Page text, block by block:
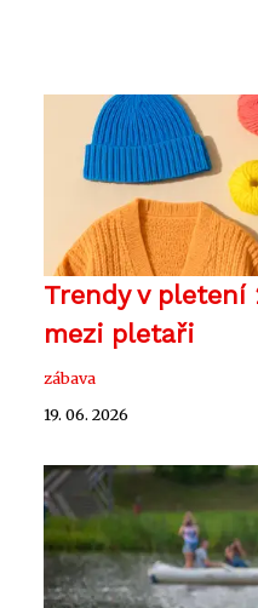
Trendy v
mezi pletaři
zábava
19. 06. 2026